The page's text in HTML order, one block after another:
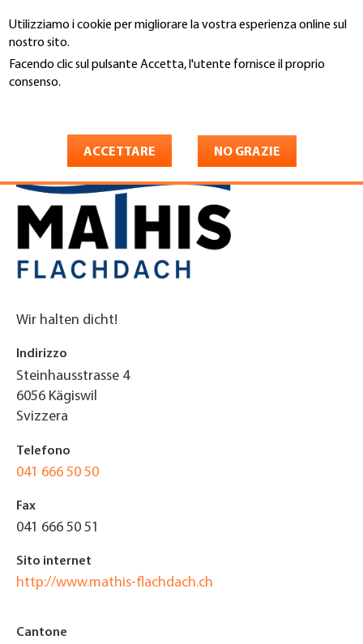
Utilizziamo i cookie per migliorare la vostra esperienza online sul
nostro sito.
Facendo clic sul pulsante Accetta, l'utente fornisce il proprio
consenso.
ACCETTARE NO GRAZIE
al
contenuto
principale
You
Wir halten dicht!
Indirizzo
Steinhausstrasse 4
6056 Kägiswil
Svizzera
Telefono
041 666 50 50
Fax
041 666 50 51
Sito internet
http://www.mathis-flachdach.ch
Cantone